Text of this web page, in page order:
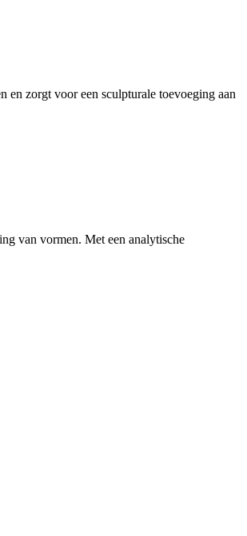
en zorgt voor een sculpturale toevoeging aan
van vormen. Met een analytische